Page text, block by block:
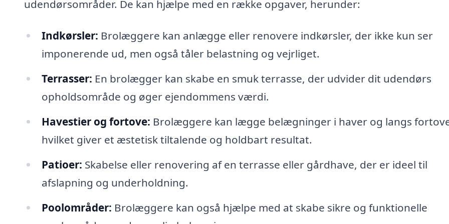
udendørsområder. De kan hjælpe med en række opgaver, herunder:
Indkørsler: Brolæggere kan anlægge eller renovere indkørsler, der ikke kun ser
imponerende ud, men også tåler belastning og vejrliget.
Terrasser: En brolægger kan skabe en smuk terrasse, der udvider dit udendørs
opholdsområde og øger ejendommens værdi.
Havestier og fortove: Brolæggere kan lægge belægninger i haver og langs
hvilket giver et æstetisk tiltalende og holdbart resultat.
Patioer: Skabelse eller renovering af en terrasse eller gårdhave, der er ideel til
afslapning og underholdning.
Poolområder: Brolæggere kan også hjælpe med at skabe sikre og funktionelle